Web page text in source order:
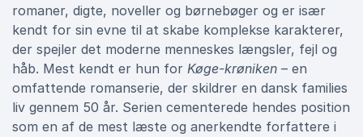
romaner, digte, noveller og børnebøger og er især
kendt for sin evne til at skabe komplekse karakterer,
der spejler det moderne menneskes længsler, fejl og
håb. Mest kendt er hun for Køge-krøniken – en
omfattende romanserie, der skildrer en dansk families
liv gennem 50 år. Serien cementerede hendes position
som en af de mest læste og anerkendte forfattere i